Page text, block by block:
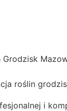
Grodzisk
i